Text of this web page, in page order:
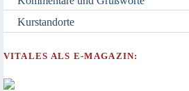
Kurstandorte
VITALES ALS E-MAGAZIN: